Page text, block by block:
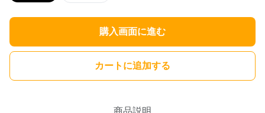
購入画面に進む
カートに追加する
商品説明